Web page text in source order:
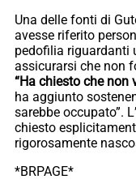
Una delle fonti di
avesse riferito
pedofilia riguardanti
assicurarsi che non
“Ha chiesto che non
ha aggiunto
sarebbe occupato”.
chiesto
rigorosamente
*BRPAGE*